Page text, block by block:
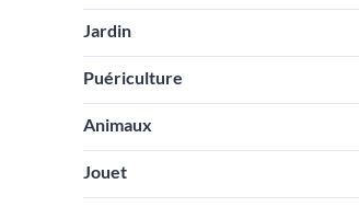
Jardin
Puériculture
Animaux
Jouet